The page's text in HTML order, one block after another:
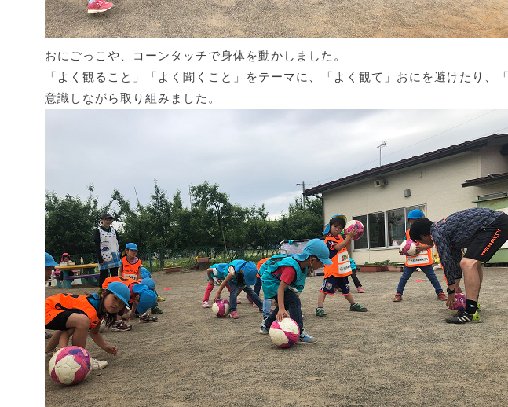
おにごっこや、コーンタッチで身体を動かしました。
「よく観ること」「よく聞くこと」をテーマに、「よく観て」おにを避けたり、
意識しながら取り組みました。